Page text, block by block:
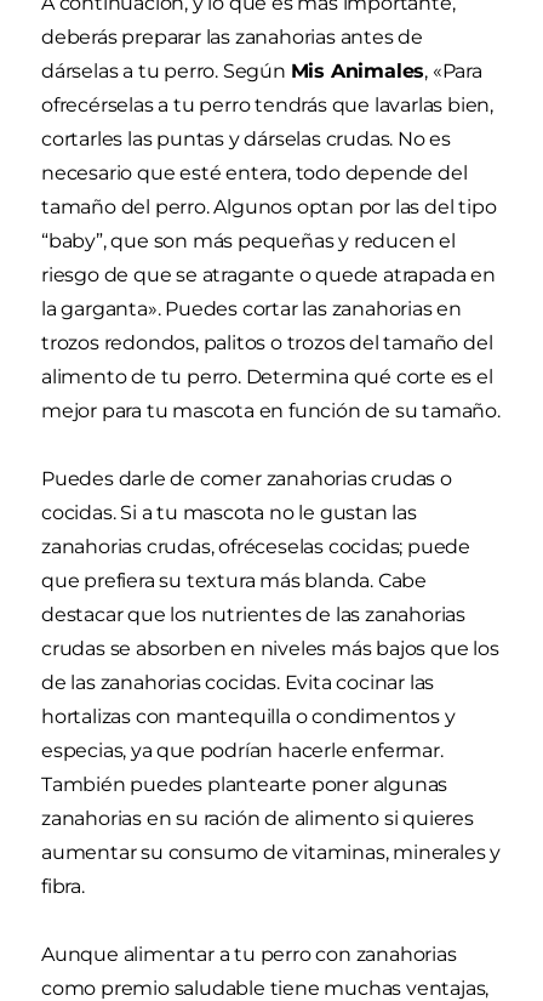
deberás preparar las zanahorias antes de
dárselas a tu perro. Según Mis Animales, «Para
ofrecérselas a tu perro tendrás que lavarlas bien,
cortarles las puntas y dárselas crudas. No es
necesario que esté entera, todo depende del
tamaño del perro. Algunos optan por las del tipo
“baby”, que son más pequeñas y reducen el
riesgo de que se atragante o quede atrapada en
la garganta». Puedes cortar las zanahorias en
trozos redondos, palitos o trozos del tamaño del
alimento de tu perro. Determina qué corte es el
mejor para tu mascota en función de su tamaño.
Puedes darle de comer zanahorias crudas o
cocidas. Si a tu mascota no le gustan las
zanahorias crudas, ofréceselas cocidas; puede
que prefiera su textura más blanda. Cabe
destacar que los nutrientes de las zanahorias
crudas se absorben en niveles más bajos que los
de las zanahorias cocidas. Evita cocinar las
hortalizas con mantequilla o condimentos y
especias, ya que podrían hacerle enfermar.
También puedes plantearte poner algunas
zanahorias en su ración de alimento si quieres
aumentar su consumo de vitaminas, minerales y
fibra.
Aunque alimentar a tu perro con zanahorias
como premio saludable tiene muchas ventajas,